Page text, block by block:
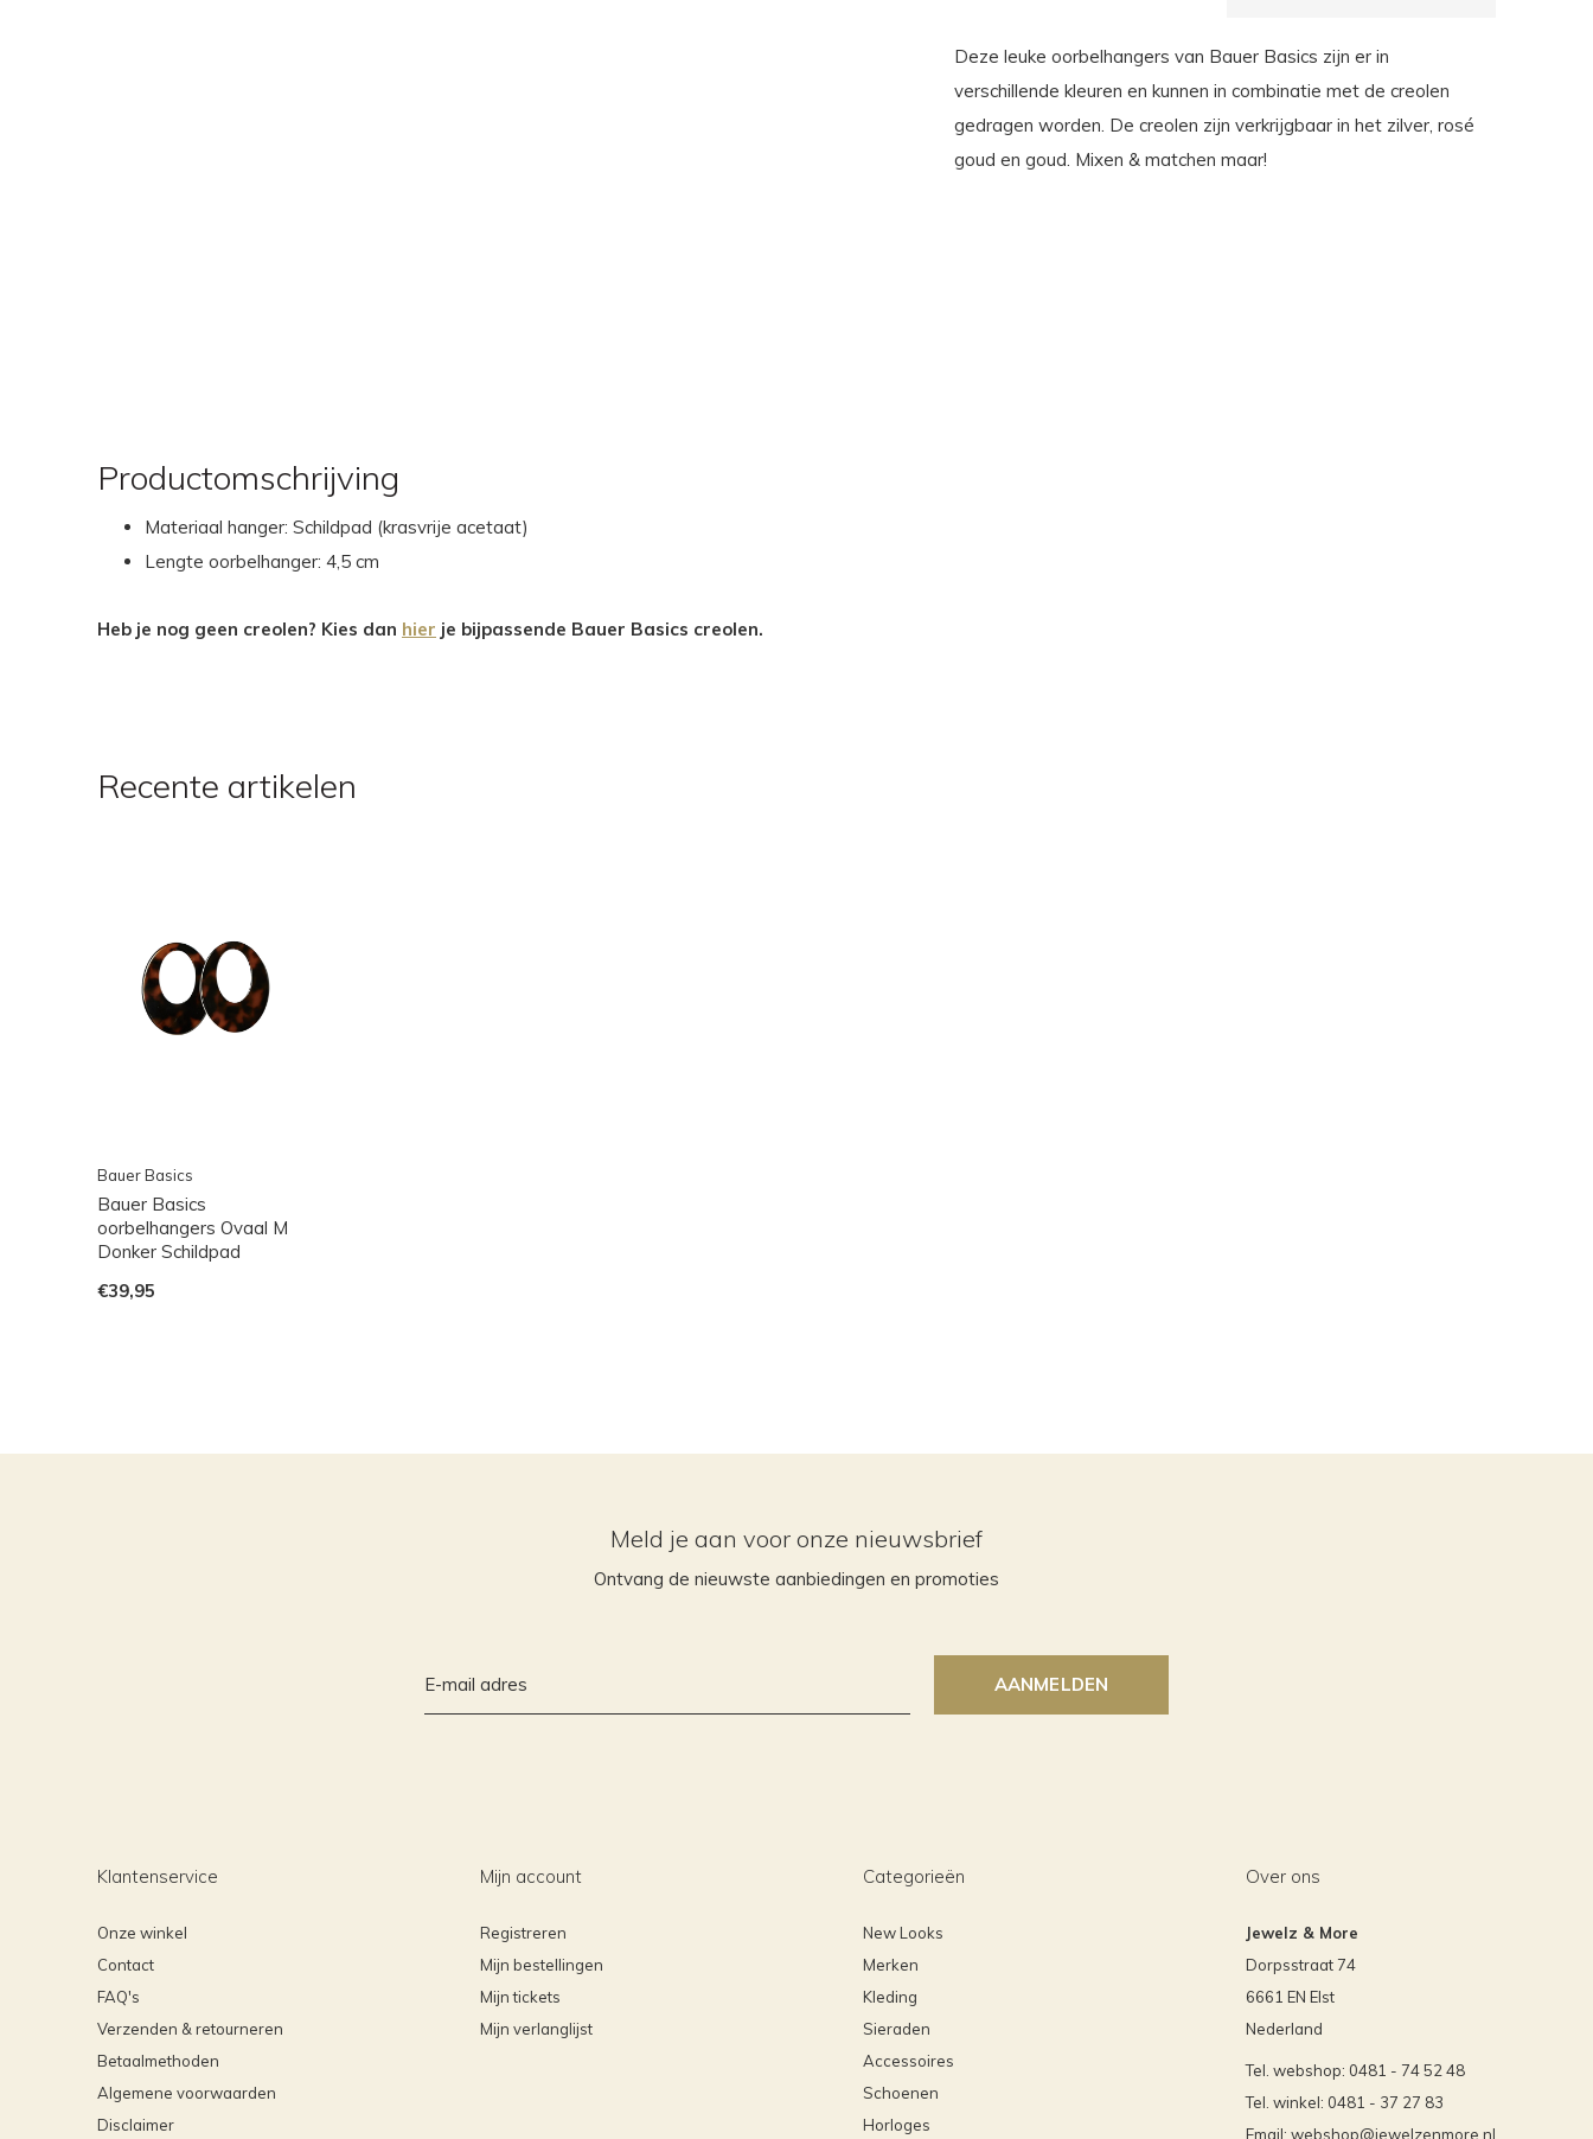
Deze leuke oorbelhangers van Bauer Basics zijn er in
verschillende kleuren en kunnen in combinatie met de creolen
gedragen worden. De creolen zijn verkrijgbaar in het zilver, rosé
goud en goud. Mixen & matchen maar!
Productomschrijving
Materiaal hanger: Schildpad (krasvrije acetaat)
Lengte oorbelhanger: 4,5 cm
Heb je nog geen creolen? Kies dan hier je bijpassende Bauer Basics creolen.
Recente artikelen
Bauer Basics
Bauer Basics
oorbelhangers Ovaal M
Donker Schildpad
€39,95
Meld je aan voor onze nieuwsbrief
Ontvang de nieuwste aanbiedingen en promoties
AANMELDEN
Klantenservice
Onze winkel
Contact
FAQ's
Verzenden & retourneren
Betaalmethoden
Algemene voorwaarden
Disclaimer
Mijn account
Registreren
Mijn bestellingen
Mijn tickets
Mijn verlanglijst
Categorieën
New Looks
Merken
Kleding
Sieraden
Accessoires
Schoenen
Horloges
Over ons
Jewelz & More
Dorpsstraat 74
6661 EN Elst
Nederland
Tel. webshop: 0481 - 74 52 48
Tel. winkel: 0481 - 37 27 83
Email: webshop@jewelzenmore.nl